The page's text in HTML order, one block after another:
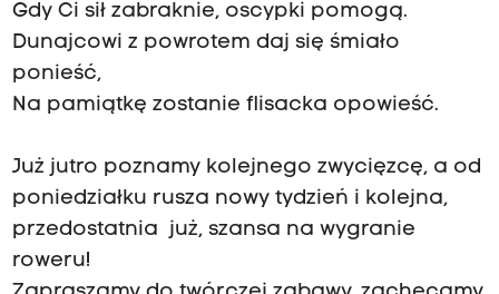
Gdy Ci sił zabraknie, oscypki pomogą.
Dunajcowi z powrotem daj się śmiało
ponieść,
Na pamiątkę zostanie flisacka opowieść.
Już jutro poznamy kolejnego zwycięzcę, a od
poniedziałku rusza nowy tydzień i kolejna,
przedostatnia już, szansa na wygranie
roweru!